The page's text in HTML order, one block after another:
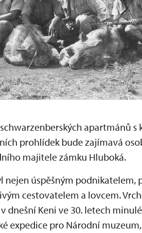
apartmánů
prohlídek bude zajímavá
majitele zámku Hluboká.
nejen úspěšným
cestovatelem a lovcem.
dnešní Keni ve 30. letech
expedice pro Národní